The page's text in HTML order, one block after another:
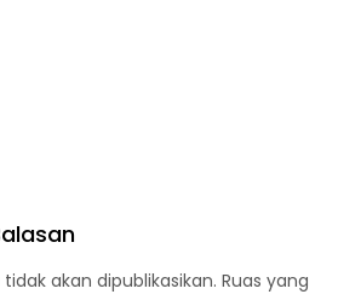
akan dipublikasikan. Ruas yang